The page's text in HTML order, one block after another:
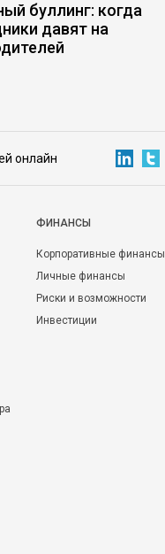
буллинг: когда
давят на
онлайн
ФИНАНСЫ
Корпоративные финансы
Личные финансы
Риски и возможности
Инвестиции